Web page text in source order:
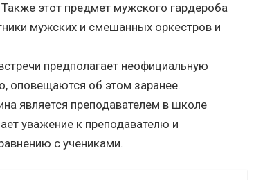
этот предмет мужского гардероба
мужских и смешанных оркестров и
предполагает неофициальную
оповещаются об этом заранее.
является преподавателем в школе
уважение к преподавателю и
с учениками.